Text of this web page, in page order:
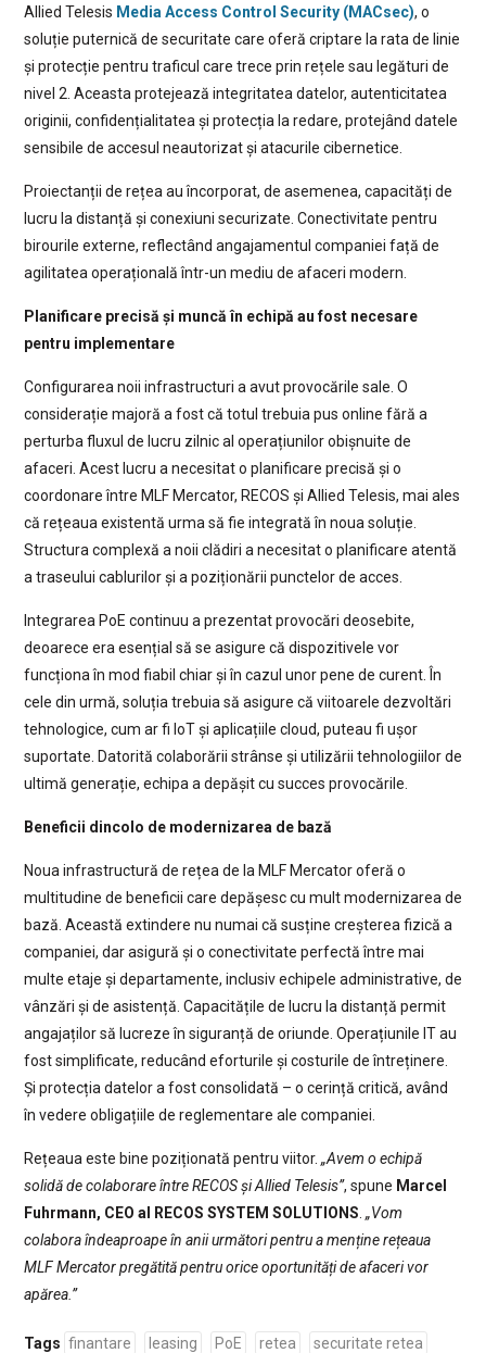
Allied Telesis Media Access Control Security (MACsec), o
soluție puternică de securitate care oferă criptare la rata de linie
și protecție pentru traficul care trece prin rețele sau legături de
nivel 2. Aceasta protejează integritatea datelor, autenticitatea
originii, confidențialitatea și protecția la redare, protejând datele
sensibile de accesul neautorizat și atacurile cibernetice.
Proiectanții de rețea au încorporat, de asemenea, capacități de
lucru la distanță și conexiuni securizate. Conectivitate pentru
birourile externe, reflectând angajamentul companiei față de
agilitatea operațională într-un mediu de afaceri modern.
Planificare precisă și muncă în echipă au fost necesare
pentru implementare
Configurarea noii infrastructuri a avut provocările sale. O
considerație majoră a fost că totul trebuia pus online fără a
perturba fluxul de lucru zilnic al operațiunilor obișnuite de
afaceri. Acest lucru a necesitat o planificare precisă și o
coordonare între MLF Mercator, RECOS și Allied Telesis, mai ales
că rețeaua existentă urma să fie integrată în noua soluție.
Structura complexă a noii clădiri a necesitat o planificare atentă
a traseului cablurilor și a poziționării punctelor de acces.
Integrarea PoE continuu a prezentat provocări deosebite,
deoarece era esențial să se asigure că dispozitivele vor
funcționa în mod fiabil chiar și în cazul unor pene de curent. În
cele din urmă, soluția trebuia să asigure că viitoarele dezvoltări
tehnologice, cum ar fi IoT și aplicațiile cloud, puteau fi ușor
suportate. Datorită colaborării strânse și utilizării tehnologiilor de
ultimă generație, echipa a depășit cu succes provocările.
Beneficii dincolo de modernizarea de bază
Noua infrastructură de rețea de la MLF Mercator oferă o
multitudine de beneficii care depășesc cu mult modernizarea de
bază. Această extindere nu numai că susține creșterea fizică a
companiei, dar asigură și o conectivitate perfectă între mai
multe etaje și departamente, inclusiv echipele administrative, de
vânzări și de asistență. Capacitățile de lucru la distanță permit
angajaților să lucreze în siguranță de oriunde. Operațiunile IT au
fost simplificate, reducând eforturile și costurile de întreținere.
Și protecția datelor a fost consolidată – o cerință critică, având
în vedere obligațiile de reglementare ale companiei.
Rețeaua este bine poziționată pentru viitor. „Avem o echipă
solidă de colaborare între RECOS și Allied Telesis”, spune Marcel
Fuhrmann, CEO al RECOS SYSTEM SOLUTIONS „Vom
colabora îndeaproape în anii următori pentru a menține rețeaua
MLF Mercator pregătită pentru orice oportunități de afaceri vor
apărea.”
Tags finantare leasing PoE retea securitate retea